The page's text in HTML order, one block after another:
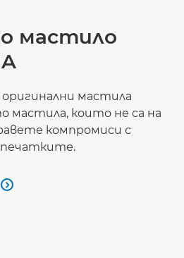
мастило
мастила
мастила, които не са на
компромиси с
